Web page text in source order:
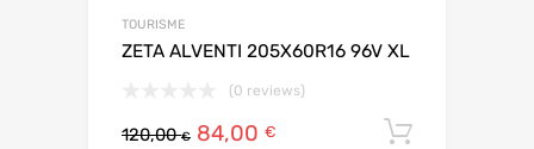
TOURISME
ZETA ALVENTI 205X60R16 96V XL
(0 reviews)
120,00€ 84,00 €